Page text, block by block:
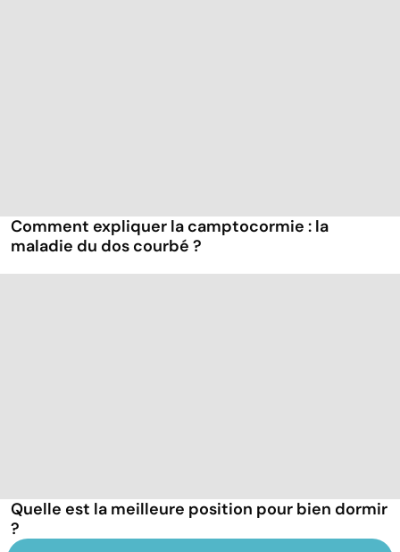
Comment expliquer la camptocormie : la
maladie du dos courbé ?
Quelle est la meilleure position pour bien dormir
?